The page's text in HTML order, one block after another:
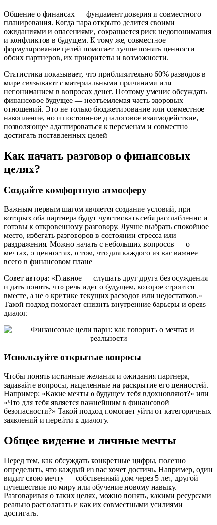
Общение о финансах — фундамент доверия и совместного
планирования. Когда пара открыто делится своими
ожиданиями и опасениями, сокращается риск недопонимания
и конфликтов в будущем. К тому же, совместное
формулирование целей помогает лучше понять ценности
обоих партнеров, их приоритеты и возможности.
Статистика показывает, что приблизительно 60% разводов в
мире связывают с материальными причинами или
непониманием в вопросах денег. Поэтому умение обсуждать
финансовое будущее — неотъемлемая часть здоровых
отношений. Это не только бюджетирование или совместное
накопление, но и постоянное диалоговое взаимодействие,
позволяющее адаптироваться к переменам и совместно
достигать поставленных целей.
Как начать разговор о финансовых
целях?
Создайте комфортную атмосферу
Важным первым шагом является создание условий, при
которых оба партнера будут чувствовать себя расслабленно и
готовы к откровенному разговору. Лучше выбрать спокойное
место, избегать разговоров в состоянии стресса или
раздражения. Можно начать с небольших вопросов — о
мечтах, о ценностях, о том, что для каждого из вас важнее
всего в финансовом плане.
Совет автора: «Главное — слушать друг друга без осуждения
и дать понять, что речь идет о будущем, которое строится
вместе, а не о критике текущих расходов или недостатков.»
Такой подход помогает снизить внутренние барьеры и opens
диалог.
Используйте открытые вопросы
Чтобы понять истинные желания и ожидания партнера,
задавайте вопросы, нацеленные на раскрытие его ценностей.
Например: «Какие мечты о будущем тебя вдохновляют?» или
«Что для тебя является важнейшим в финансовой
безопасности?» Такой подход помогает уйти от категоричных
заявлений и перейти к диалогу.
Общее видение и личные мечты
Перед тем, как обсуждать конкретные цифры, полезно
определить, что каждый из вас хочет достичь. Например, один
видит свою мечту — собственный дом через 5 лет, другой —
путешествие по миру или обучение новому навыку.
Разговаривая о таких целях, можно понять, какими ресурсами
реально располагать и как их совместными усилиями
достигать.